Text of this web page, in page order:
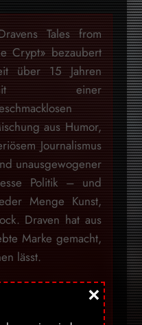
Tales from
Crypt» bezaubert
über 15 Jahren
einer
aus Humor,
Journalismus
unausgewogener
Politik – und
Menge Kunst,
Draven hat aus
Marke gemacht,
lässt.
darauf ausgelegt
geschweige denn
×